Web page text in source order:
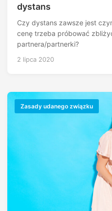
dystans
Czy dystans zawsze jest
cenę trzeba próbować
partnera/partnerki?
2 lipca 2020
Zasady udanego związku